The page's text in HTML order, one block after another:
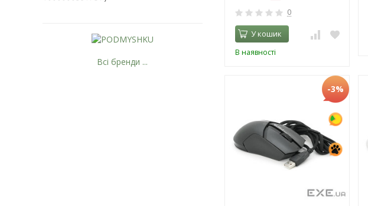
0
У кошик
В наявності
-3%
Всі бренди ...